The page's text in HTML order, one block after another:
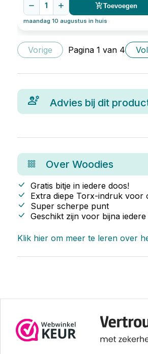
1 Toevoegen
maandag 10 augustus in huis
Vorige Pagina 1 van 4
Advies bij dit
Over Woodies
Gratis bitje in iedere doos!
Extra diepe Torx-indruk voor
Super scherpe punt
Geschikt zijn voor bijna
Klik hier om meer te leren over